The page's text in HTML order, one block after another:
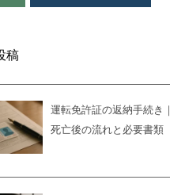
稿
運転免許証の返納手続き｜
死亡後の流れと必要書類